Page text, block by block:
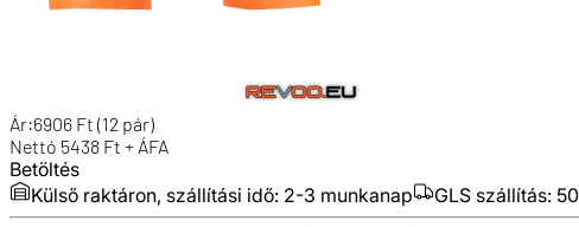
Ár:6906 Ft (12 pár)
Nettó 5438 Ft + ÁFA
Betöltés
Külső raktáron, szállítási idő: 2-3 munkanap GLS szállítás: